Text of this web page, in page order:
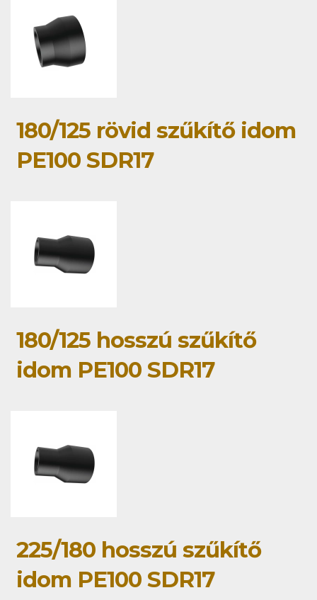
180/125 rövid szűkítő idom
PE100 SDR17
180/125 hosszú szűkítő
idom PE100 SDR17
225/180 hosszú szűkítő
idom PE100 SDR17